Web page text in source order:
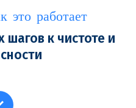
это работает
к чистоте и